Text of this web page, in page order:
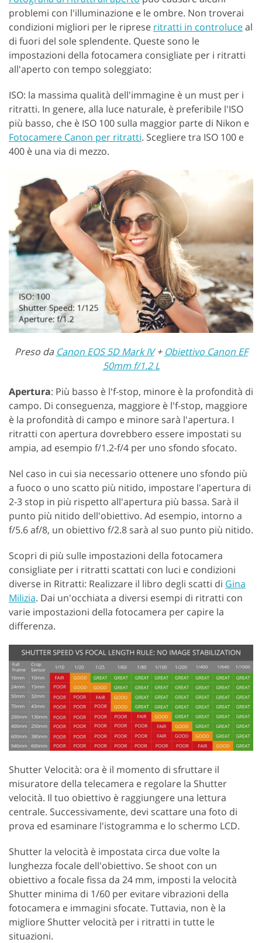
problemi con l'illuminazione e le ombre. Non troverai
condizioni migliori per le riprese ritratti in controluceal
di fuori del sole splendente. Queste sono le
impostazioni della fotocamera consigliate per i ritratti
all'aperto con tempo soleggiato:
ISO: la massima qualità dell'immagine è un must per i
ritratti. In genere, alla luce naturale, è preferibile l'ISO
più basso, che è ISO 100 sulla maggior parte di Nikon e
Fotocamere Canon per ritratti. Scegliere tra ISO 100 e
400 è una via di mezzo.
Preso da Canon EOS 5D Mark IV+ Obiettivo Canon EF
50mm f/1.2 L
Apertura: Più basso è l'f-stop, minore è la profondità di
campo. Di conseguenza, maggiore è l'f-stop, maggiore
è la profondità di campo e minore sarà l'apertura. I
ritratti con apertura dovrebbero essere impostati su
ampia, ad esempio f/1.2-f/4 per uno sfondo sfocato.
Nel caso in cui sia necessario ottenere uno sfondo più
a fuoco o uno scatto più nitido, impostare l'apertura di
2-3 stop in più rispetto all'apertura più bassa. Sarà il
punto più nitido dell'obiettivo. Ad esempio, intorno a
f/5.6 af/8, un obiettivo f/2.8 sarà al suo punto più nitido.
Scopri di più sulle impostazioni della fotocamera
consigliate per i ritratti scattati con luci e condizioni
diverse in Ritratti: Realizzare il libro degli scatti di Gina
Milizia. Dai un'occhiata a diversi esempi di ritratti con
varie impostazioni della fotocamera per capire la
differenza.
Shutter Velocità: ora è il momento di sfruttare il
misuratore della telecamera e regolare la Shutter
velocità. Il tuo obiettivo è raggiungere una lettura
centrale. Successivamente, devi scattare una foto di
prova ed esaminare l'istogramma e lo schermo LCD.
Shutter la velocità è impostata circa due volte la
lunghezza focale dell'obiettivo. Se shoot con un
obiettivo a focale fissa da 24 mm, imposti la velocità
Shutter minima di 1/60 per evitare vibrazioni della
fotocamera e immagini sfocate. Tuttavia, non è la
migliore Shutter velocità per i ritratti in tutte le
situazioni.